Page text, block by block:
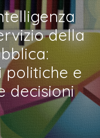
della
politiche e
decisioni